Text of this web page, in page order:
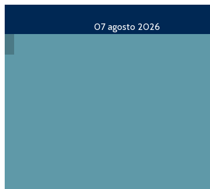
07 agosto 2026